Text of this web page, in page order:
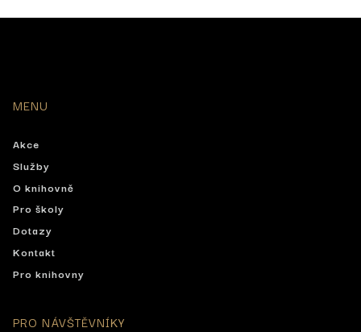
MENU
Akce
Služby
O knihovně
Pro školy
Dotazy
Kontakt
Pro knihovny
PRO NÁVŠTĚVNÍKY